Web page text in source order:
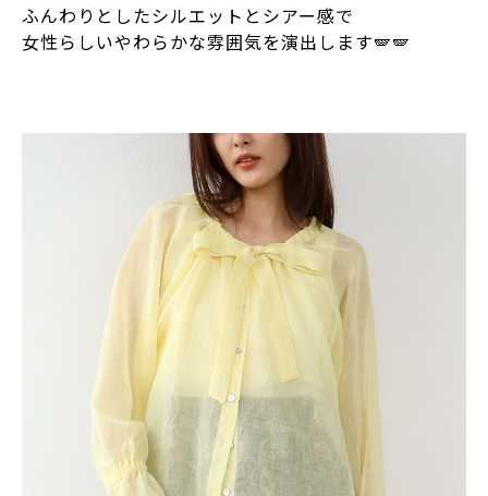
ふんわりとしたシルエットとシアー感で
女性らしいやわらかな雰囲気を演出します🪽🪽